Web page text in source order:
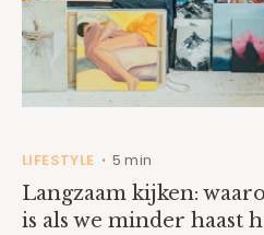
LIFESTYLE • 5 min
Langzaam kijken:
is als we minder haast